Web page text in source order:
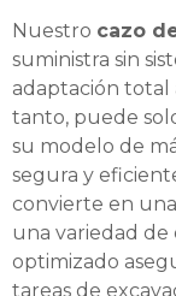
Nuestro cazo
suministra sin
adaptación total
tanto, puede
su modelo de
segura y
convierte en
una variedad de
optimizado
tareas de